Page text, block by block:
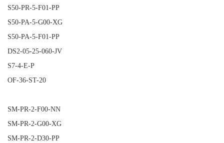
S50-PR-5-F01-PP
S50-PA-5-G00-XG
S50-PA-5-F01-PP
DS2-05-25-060-JV
S7-4-E-P
OF-36-ST-20
SM-PR-2-F00-NN
SM-PR-2-G00-XG
SM-PR-2-D30-PP